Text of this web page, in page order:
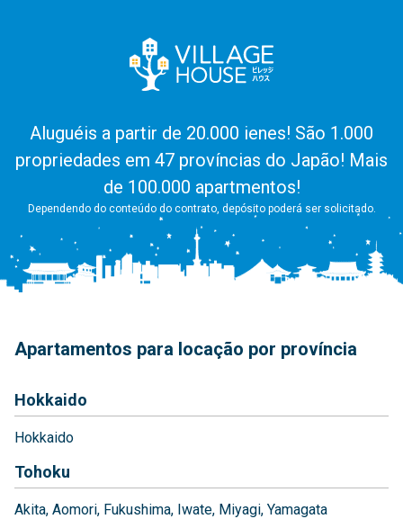
Aluguéis a partir de 20.000 ienes! São 1.000
propriedades em 47 províncias do Japão! Mais
de 100.000 apartmentos!
Dependendo do conteúdo do contrato, depósito poderá ser solicitado.
Apartamentos para locação por província
Hokkaido
Hokkaido
Tohoku
Akita Aomori Fukushima Iwate Miyagi Yamagata